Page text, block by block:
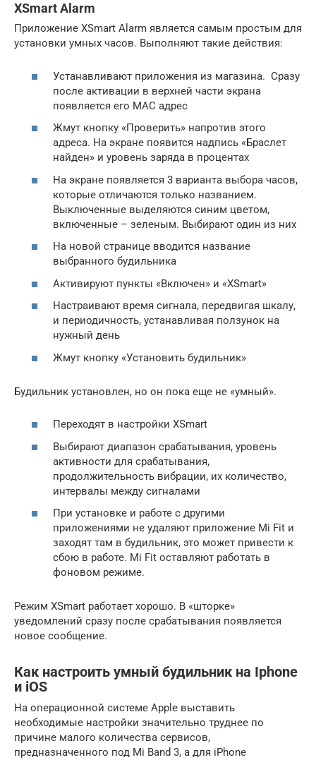
XSmart Alarm
Приложение XSmart Alarm является самым простым для
установки умных часов. Выполняют такие действия:
Устанавливают приложения из магазина. Сразу
после активации в верхней части экрана
появляется его MAC адрес
Жмут кнопку «Проверить» напротив этого
адреса. На экране появится надпись «Браслет
найден» и уровень заряда в процентах
На экране появляется 3 варианта выбора часов,
которые отличаются только названием.
Выключенные выделяются синим цветом,
включенные – зеленым. Выбирают один из них
На новой странице вводится название
выбранного будильника
Активируют пункты «Включен» и «XSmart»
Настраивают время сигнала, передвигая шкалу,
и периодичность, устанавливая ползунок на
нужный день
Жмут кнопку «Установить будильник»
Будильник установлен, но он пока еще не «умный».
Переходят в настройки XSmart
Выбирают диапазон срабатывания, уровень
активности для срабатывания,
продолжительность вибрации, их количество,
интервалы между сигналами
При установке и работе с другими
приложениями не удаляют приложение Mi Fit и
заходят там в будильник, это может привести к
сбою в работе. Mi Fit оставляют работать в
фоновом режиме.
Режим XSmart работает хорошо. В «шторке»
уведомлений сразу после срабатывания появляется
новое сообщение.
Как настроить умный будильник на Iphone
и iOS
На операционной системе Apple выставить
необходимые настройки значительно труднее по
причине малого количества сервисов,
предназначенного под Mi Band 3, а для iPhone